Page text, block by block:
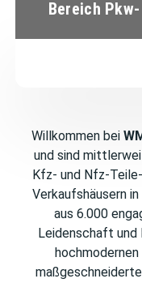
Bereich
Willkommen bei
und sind
Kfz- und Nfz-
Verkaufshäusern in
aus 6.000
Leidenschaft und